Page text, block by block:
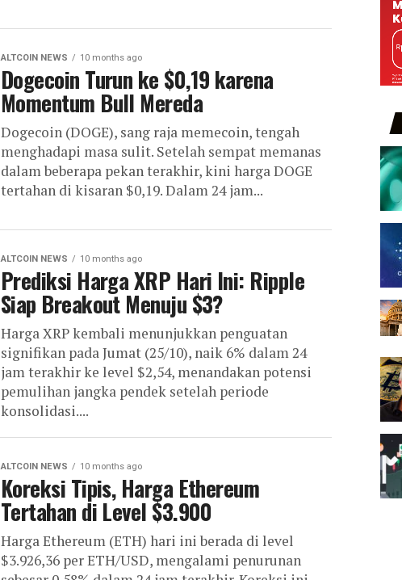
ALTCOIN NEWS 10 months ago
Dogecoin Turun ke $0,19 karena
Momentum Bull Mereda
Dogecoin (DOGE), sang raja memecoin, tengah
menghadapi masa sulit. Setelah sempat memanas
dalam beberapa pekan terakhir, kini harga DOGE
tertahan di kisaran $0,19. Dalam 24 jam...
ALTCOIN NEWS 10 months ago
Prediksi Harga XRP Hari Ini: Ripple
Siap Breakout Menuju $3?
Harga XRP kembali menunjukkan penguatan
signifikan pada Jumat (25/10), naik 6% dalam 24
jam terakhir ke level $2,54, menandakan potensi
pemulihan jangka pendek setelah periode
konsolidasi....
ALTCOIN NEWS 10 months ago
Koreksi Tipis, Harga Ethereum
Tertahan di Level $3.900
Harga Ethereum (ETH) hari ini berada di level
$3.926,36 per ETH/USD, mengalami penurunan